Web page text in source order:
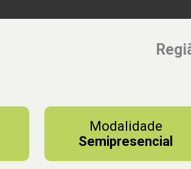
Modalidade
Semipresencial